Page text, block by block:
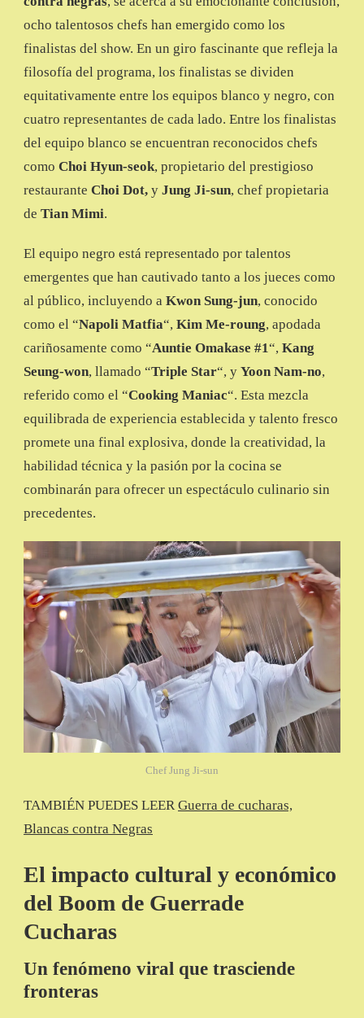
ocho talentosos chefs han emergido como los
finalistas del show. En un giro fascinante que refleja la
filosofía del programa, los finalistas se dividen
equitativamente entre los equipos blanco y negro, con
cuatro representantes de cada lado. Entre los finalistas
del equipo blanco se encuentran reconocidos chefs
como Choi Hyun-seok, propietario del prestigioso
restaurante Choi Dot, y Jung Ji-sun, chef propietaria
de Tian Mimi.
El equipo negro está representado por talentos
emergentes que han cautivado tanto a los jueces como
al público, incluyendo a Kwon Sung-jun, conocido
como el “Napoli Matfia“, Kim Me-roung, apodada
cariñosamente como “Auntie Omakase #1“, Kang
Seung-won, llamado “Triple Star“, y Yoon Nam-no,
referido como el “Cooking Maniac“. Esta mezcla
equilibrada de experiencia establecida y talento fresco
promete una final explosiva, donde la creatividad, la
habilidad técnica y la pasión por la cocina se
combinarán para ofrecer un espectáculo culinario sin
precedentes.
Chef Jung Ji-sun
TAMBIÉN PUEDES LEERGuerra de cucharas,
Blancas contra Negras
El impacto cultural y económico
del Boom de Guerrade
Cucharas
Un fenómeno viral que trasciende
fronteras